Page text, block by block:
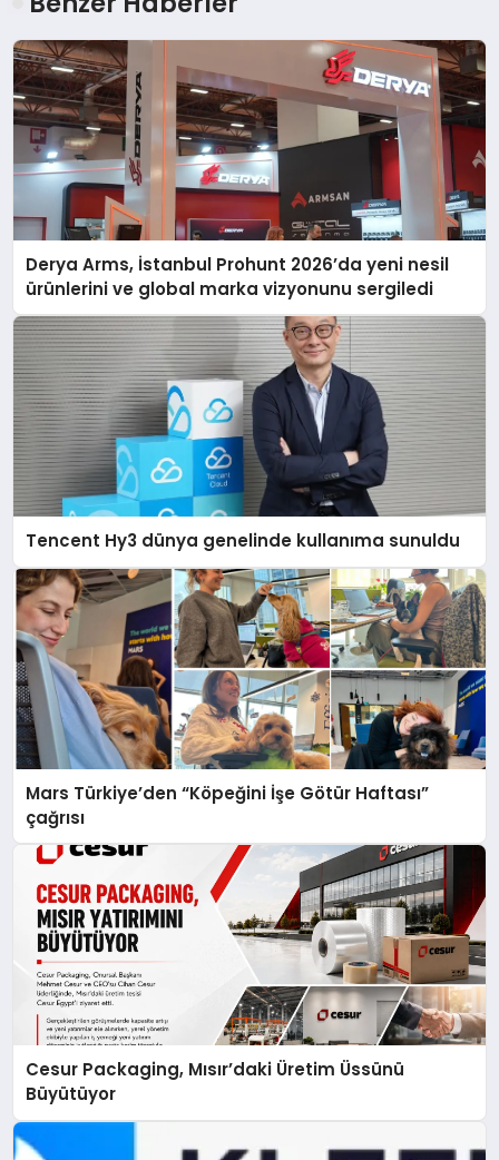
Derya Arms, İstanbul Prohunt 2026’da yeni nesil
ürünlerini ve global marka vizyonunu sergiledi
Tencent Hy3 dünya genelinde kullanıma sunuldu
Mars Türkiye’den “Köpeğini İşe Götür Haftası”
çağrısı
Cesur Packaging, Mısır’daki Üretim Üssünü
Büyütüyor